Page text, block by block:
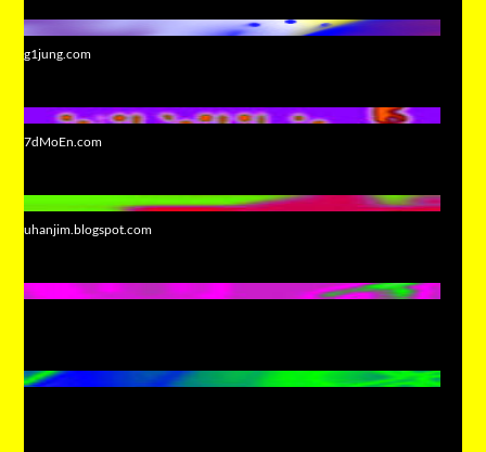
g1jung.com
7dMoEn.com
uhanjim.blogspot.com